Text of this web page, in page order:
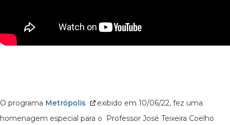
O programa Metrópolis
exibido em 10/06/22, fez uma
homenagem especial para o Professor José Teixeira Coelho